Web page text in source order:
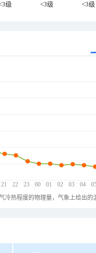
级 <3级 <3级
21 22 23 00 01 02 03 04
冷热程度的物理量，气象上给出